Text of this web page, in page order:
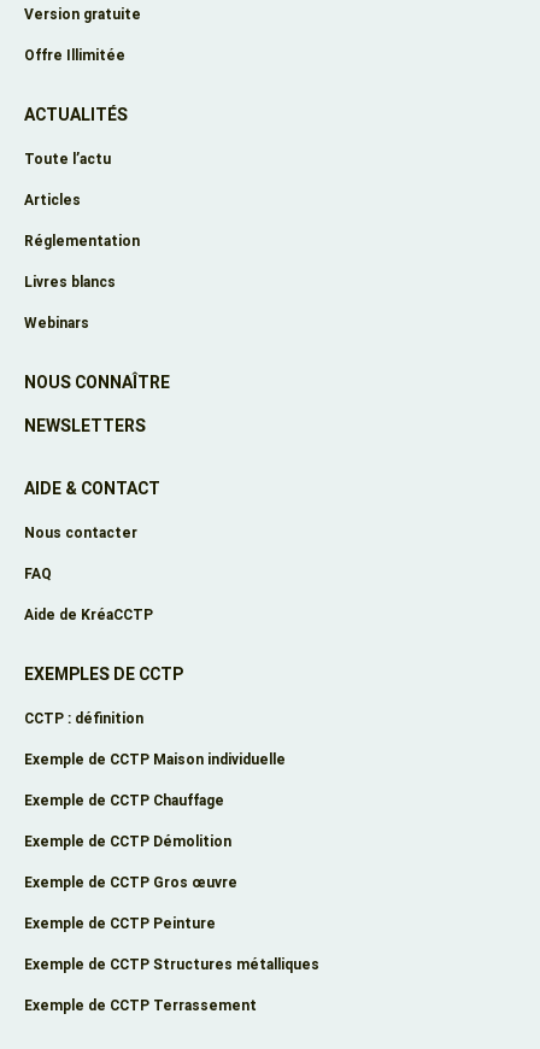
Version gratuite
Offre Illimitée
ACTUALITÉS
Toute l’actu
Articles
Réglementation
Livres blancs
Webinars
NOUS CONNAÎTRE
NEWSLETTERS
AIDE & CONTACT
Nous contacter
FAQ
Aide de KréaCCTP
EXEMPLES DE CCTP
CCTP : définition
Exemple de CCTP Maison individuelle
Exemple de CCTP Chauffage
Exemple de CCTP Démolition
Exemple de CCTP Gros œuvre
Exemple de CCTP Peinture
Exemple de CCTP Structures métalliques
Exemple de CCTP Terrassement